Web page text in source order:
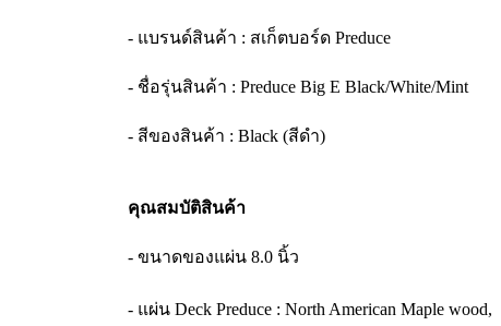
- แบรนด์สินค้า : สเก็ตบอร์ด Preduce
- ชื่อรุ่นสินค้า : Preduce Big E Black/White/Mint
- สีของสินค้า : Black (สีดำ)
คุณสมบัติสินค้า
- ขนาดของแผ่น 8.0 นิ้ว
- แผ่น Deck Preduce : North American Maple wood,